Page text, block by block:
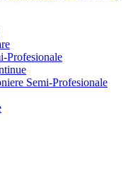
Profesionale
Semi-Profesionale